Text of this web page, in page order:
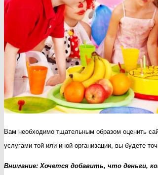
Вам необходимо тщательным образом оценить
услугами той или иной организации, вы будете
Внимание: Хочется добавить, что деньги,